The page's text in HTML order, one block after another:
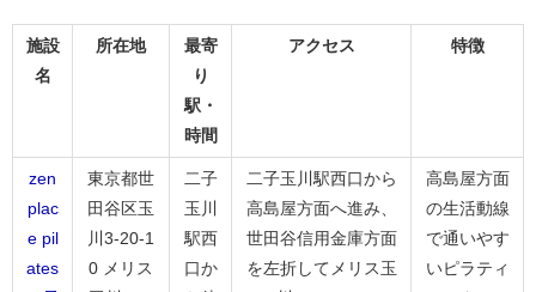
施設
名
所在地
最寄
り
駅・
時間
アクセス 特徴
zen
plac
e pil
ates
東京都世
田谷区玉
川3-20-1
0 メリス
二子
玉川
駅西
口か
二子玉川駅西口から
高島屋方面へ進み、
世田谷信用金庫方面
を左折してメリス玉
高島屋方面
の生活動線
で通いやす
いピラティ